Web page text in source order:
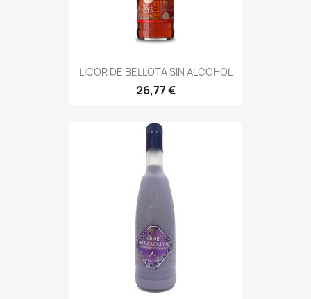
LICOR DE BELLOTA SIN ALCOHOL
26,77 €